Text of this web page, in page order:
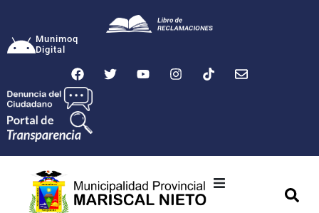
Munimoq
Digital